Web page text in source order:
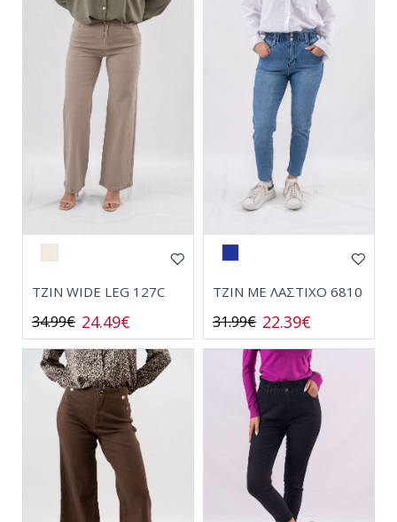
ΤΖΙΝ WIDE LEG 127C
24.49€
34.99€
ΤΖΙΝ ΜΕ ΛΑΣΤΙΧΟ 6810
22.39€
31.99€